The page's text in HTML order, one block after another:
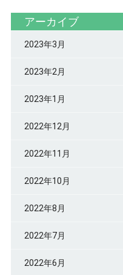
アーカイブ
2023年3月
2023年2月
2023年1月
2022年12月
2022年11月
2022年10月
2022年8月
2022年7月
2022年6月